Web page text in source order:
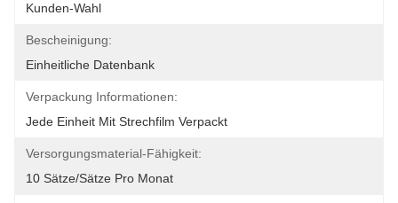
Kunden-Wahl
Bescheinigung:
Einheitliche Datenbank
Verpackung Informationen:
Jede Einheit Mit Strechfilm Verpackt
Versorgungsmaterial-Fähigkeit:
10 Sätze/Sätze Pro Monat